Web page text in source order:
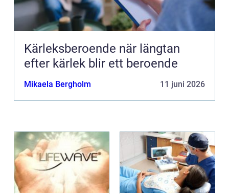
Kärleksberoende när längtan
efter kärlek blir ett beroende
Mikaela Bergholm 11 juni 2026